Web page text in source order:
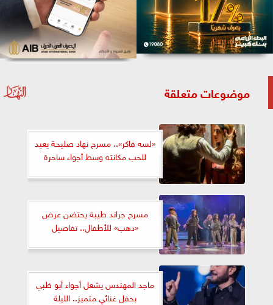
موضوعات متعلقة
«لسه فاكر».. مسرح نهاد صليحة يعيد
للحب مكانته وسط أجواء ساحرة
مسرح جراند طيبة يحتضن عرض
«دهب» للأطفال.. تفاصيل
ماجد المهندس يشعل أجواء أبو ظبي
بحفل غنائي متميز.. الليلة